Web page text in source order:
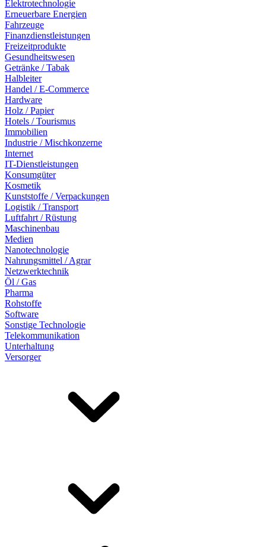
Elektrotechnologie
Erneuerbare Energien
Fahrzeuge
Finanzdienstleistungen
Freizeitprodukte
Gesundheitswesen
Getränke / Tabak
Halbleiter
Handel / E-Commerce
Hardware
Holz / Papier
Hotels / Tourismus
Immobilien
Industrie / Mischkonzerne
Internet
IT-Dienstleistungen
Konsumgüter
Kosmetik
Kunststoffe / Verpackungen
Logistik / Transport
Luftfahrt / Rüstung
Maschinenbau
Medien
Nanotechnologie
Nahrungsmittel / Agrar
Netzwerktechnik
Öl / Gas
Pharma
Rohstoffe
Software
Sonstige Technologie
Telekommunikation
Unterhaltung
Versorger